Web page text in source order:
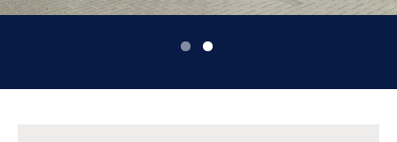
United Kingdom